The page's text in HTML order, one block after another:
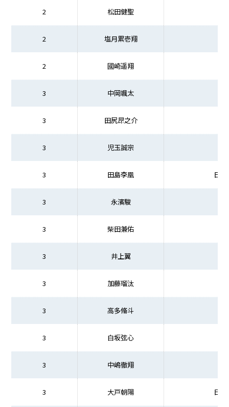
2 松田健聖
2 塩月累壱翔
2 國崎遥翔
3 中岡颯太
3 田尻昂之介
3 児玉誠宗
3 田島李凰 日
3 永濱駿
3 柴田兼佑
3 井上翼
3 加藤瑠汰
3 高多脩斗
3 白坂弦心
3 中嶋徹翔
3 大戸朝陽 日